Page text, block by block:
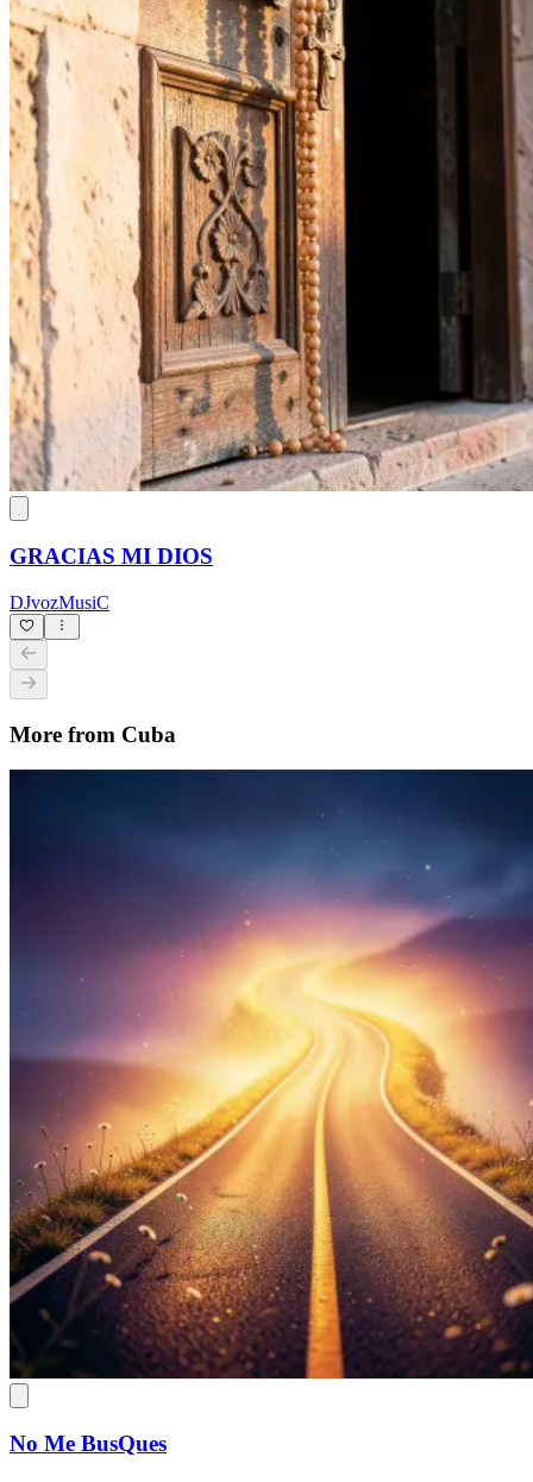
GRACIAS MI DIOS
DJvozMusiC
More from Cuba
No Me BusQues